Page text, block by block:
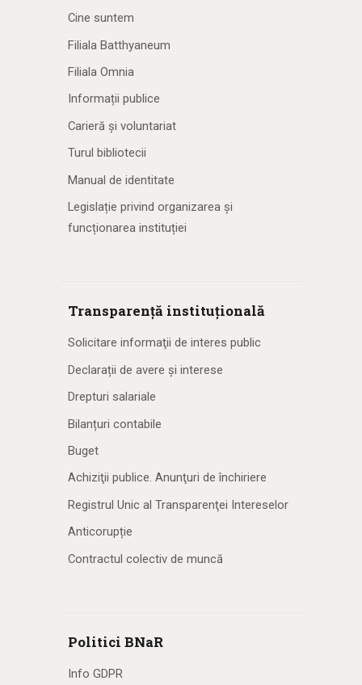
Cine suntem
Filiala Batthyaneum
Filiala Omnia
Informații publice
Carieră și voluntariat
Turul bibliotecii
Manual de identitate
Legislație privind organizarea și
funcționarea instituției
Transparență instituțională
Solicitare informaţii de interes public
Declarații de avere și interese
Drepturi salariale
Bilanțuri contabile
Buget
Achiziţii publice. Anunţuri de închiriere
Registrul Unic al Transparenţei Intereselor
Anticorupție
Contractul colectiv de muncă
Politici BNaR
Info GDPR